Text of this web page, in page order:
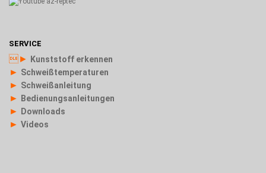
SERVICE
► Kunststoff erkennen
► Schweißtemperaturen
► Schweißanleitung
► Bedienungsanleitungen
► Downloads
► Videos